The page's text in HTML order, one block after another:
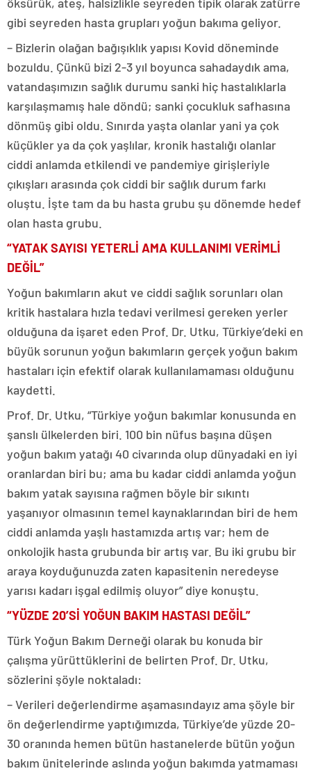
gibi seyreden hasta grupları yoğun bakıma geliyor.
– Bizlerin olağan bağışıklık yapısı Kovid döneminde
bozuldu. Çünkü bizi 2-3 yıl boyunca sahadaydık ama,
vatandaşımızın sağlık durumu sanki hiç hastalıklarla
karşılaşmamış hale döndü; sanki çocukluk safhasına
dönmüş gibi oldu. Sınırda yaşta olanlar yani ya çok
küçükler ya da çok yaşlılar, kronik hastalığı olanlar
ciddi anlamda etkilendi ve pandemiye girişleriyle
çıkışları arasında çok ciddi bir sağlık durum farkı
oluştu. İşte tam da bu hasta grubu şu dönemde hedef
olan hasta grubu.
“YATAK SAYISI YETERLİ AMA KULLANIMI VERİMLİ
DEĞİL”
Yoğun bakımların akut ve ciddi sağlık sorunları olan
kritik hastalara hızla tedavi verilmesi gereken yerler
olduğuna da işaret eden Prof. Dr. Utku, Türkiye’deki en
büyük sorunun yoğun bakımların gerçek yoğun bakım
hastaları için efektif olarak kullanılamaması olduğunu
kaydetti.
Prof. Dr. Utku, “Türkiye yoğun bakımlar konusunda en
şanslı ülkelerden biri. 100 bin nüfus başına düşen
yoğun bakım yatağı 40 civarında olup dünyadaki en iyi
oranlardan biri bu; ama bu kadar ciddi anlamda yoğun
bakım yatak sayısına rağmen böyle bir sıkıntı
yaşanıyor olmasının temel kaynaklarından biri de hem
ciddi anlamda yaşlı hastamızda artış var; hem de
onkolojik hasta grubunda bir artış var. Bu iki grubu bir
araya koyduğunuzda zaten kapasitenin neredeyse
yarısı kadarı işgal edilmiş oluyor” diye konuştu.
“YÜZDE 20’Sİ YOĞUN BAKIM HASTASI DEĞİL”
Türk Yoğun Bakım Derneği olarak bu konuda bir
çalışma yürüttüklerini de belirten Prof. Dr. Utku,
sözlerini şöyle noktaladı:
– Verileri değerlendirme aşamasındayız ama şöyle bir
ön değerlendirme yaptığımızda, Türkiye’de yüzde 20-
30 oranında hemen bütün hastanelerde bütün yoğun
bakım ünitelerinde aslında yoğun bakımda yatmaması